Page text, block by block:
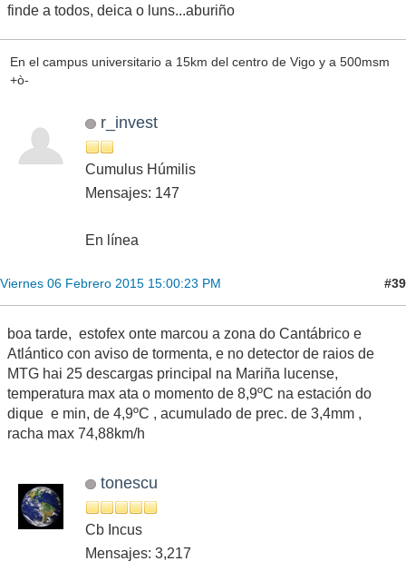
finde a todos, deica o luns...aburiño
En el campus universitario a 15km del centro de Vigo y a 500msm
+ò-
r_invest
Cumulus Húmilis
Mensajes: 147
En línea
Viernes 06 Febrero 2015 15:00:23 PM #39
boa tarde, estofex onte marcou a zona do Cantábrico e
Atlántico con aviso de tormenta, e no detector de raios de
MTG hai 25 descargas principal na Mariña lucense,
temperatura max ata o momento de 8,9ºC na estación do
dique e min, de 4,9ºC , acumulado de prec. de 3,4mm ,
racha max 74,88km/h
tonescu
Cb Incus
Mensajes: 3,217